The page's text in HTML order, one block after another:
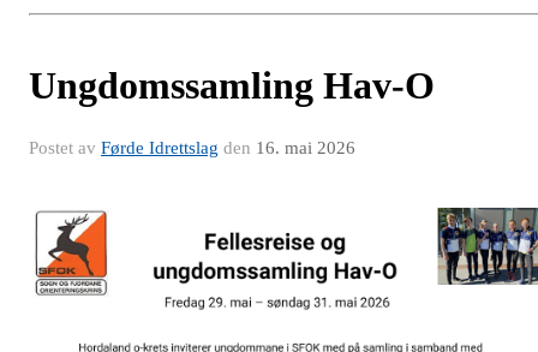
Ungdomssamling Hav-O
Postet av Førde Idrettslag den 16. mai 2026